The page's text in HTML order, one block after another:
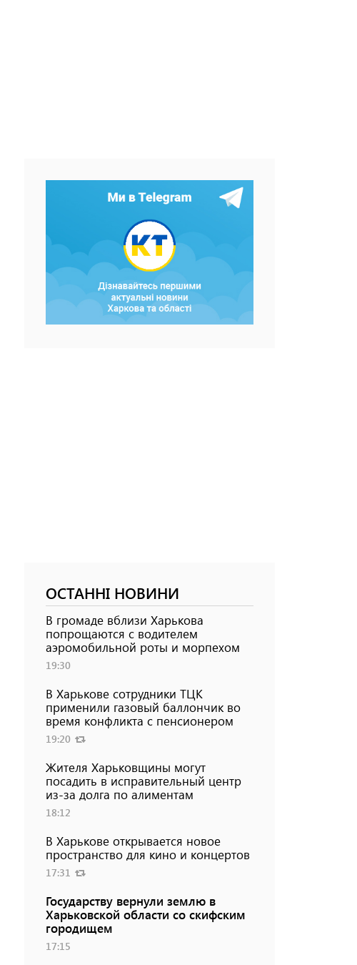
ОСТАННІ НОВИНИ
В громаде вблизи Харькова
попрощаются с водителем
аэромобильной роты и морпехом
19:30
В Харькове сотрудники ТЦК
применили газовый баллончик во
время конфликта с пенсионером
19:20
Жителя Харьковщины могут
посадить в исправительный центр
из-за долга по алиментам
18:12
В Харькове открывается новое
пространство для кино и концертов
17:31
Государству вернули землю в
Харьковской области со скифским
городищем
17:15